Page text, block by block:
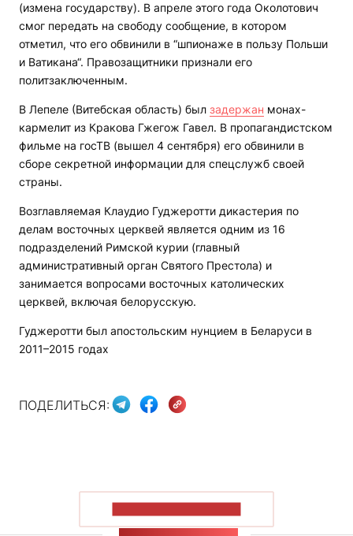
(измена государству). В апреле этого года Околотович
смог передать на свободу сообщение, в котором
отметил, что его обвинили в “шпионаже в пользу Польши
и Ватикана“. Правозащитники признали его
политзаключенным.
В Лепеле (Витебская область) был задержан монах-
кармелит из Кракова Гжегож Гавел. В пропагандистском
фильме на госТВ (вышел 4 сентября) его обвинили в
сборе секретной информации для спецслужб своей
страны.
Возглавляемая Клаудио Гуджеротти дикастерия по
делам восточных церквей является одним из 16
подразделений Римской курии (главный
административный орган Святого Престола) и
занимается вопросами восточных католических
церквей, включая белорусскую.
Гуджеротти был апостольским нунцием в Беларуси в
2011–2015 годах
ПОДЕЛИТЬСЯ: